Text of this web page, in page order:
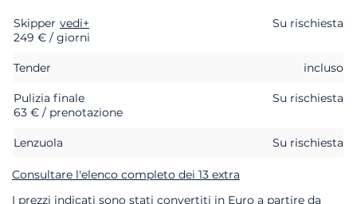
Extra Stato Prezzo
Skipper vedi+
Su rischiesta
249 € / giorni
Tender incluso
Pulizia finale
Su rischiesta
63 € / prenotazione
Lenzuola Su rischiesta
Consultare l'elenco completo dei 13 extra
I prezzi indicati sono stati convertiti in Euro a partire da